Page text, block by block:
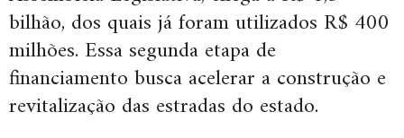
bilhão, dos quais já foram utilizados R$ 400
milhões. Essa segunda etapa de
financiamento busca acelerar a construção e
revitalização das estradas do estado.